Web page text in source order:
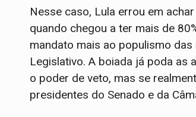
Nesse caso, Lula errou em
quando chegou a ter mais de
mandato mais ao populismo
Legislativo. A boiada já poda as
o poder de veto, mas se
presidentes do Senado e da